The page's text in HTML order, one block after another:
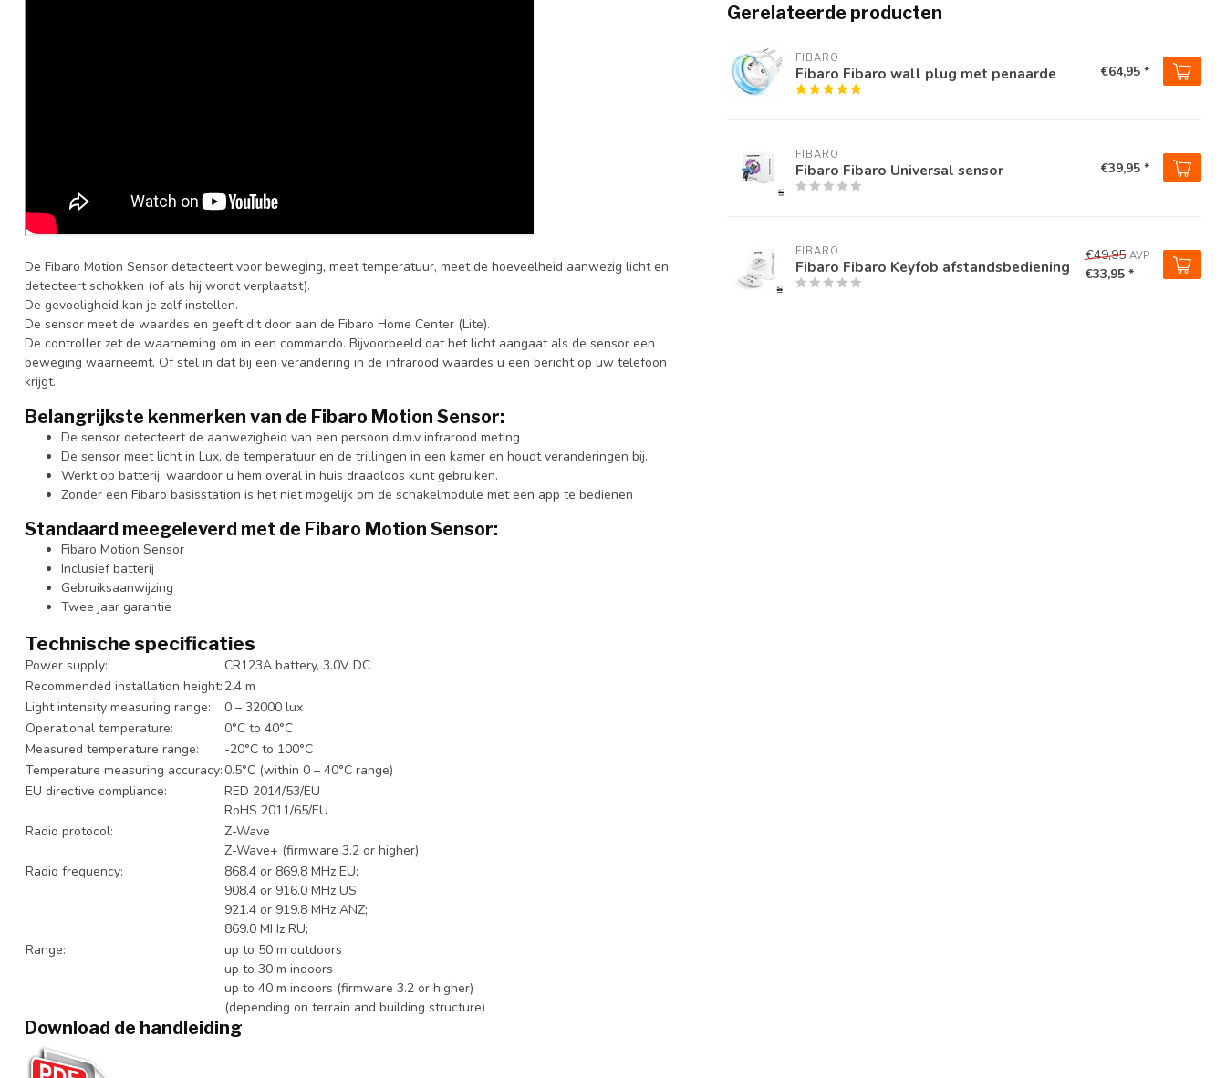
De Fibaro Motion Sensor detecteert voor beweging, meet temperatuur, meet de hoeveelheid aanwezig licht en
detecteert schokken (of als hij wordt verplaatst).
De gevoeligheid kan je zelf instellen.
De sensor meet de waardes en geeft dit door aan de Fibaro Home Center (Lite).
De controller zet de waarneming om in een commando. Bijvoorbeeld dat het licht aangaat als de sensor een
beweging waarneemt. Of stel in dat bij een verandering in de infrarood waardes u een bericht op uw telefoon
krijgt.
Belangrijkste kenmerken van de Fibaro Motion Sensor:
De sensor detecteert de aanwezigheid van een persoon d.m.v infrarood meting
De sensor meet licht in Lux, de temperatuur en de trillingen in een kamer en houdt veranderingen bij.
Werkt op batterij, waardoor u hem overal in huis draadloos kunt gebruiken.
Zonder een Fibaro basisstation is het niet mogelijk om de schakelmodule met een app te bedienen
Standaard meegeleverd met de Fibaro Motion Sensor:
Fibaro Motion Sensor
Inclusief batterij
Gebruiksaanwijzing
Twee jaar garantie
Technische specificaties
Power supply:
CR123A battery, 3.0V DC
Recommended installation height: 2.4 m
Light intensity measuring range:
0 – 32000 lux
Operational temperature:
0°C to 40°C
Measured temperature range:
-20°C to 100°C
Temperature measuring accuracy:0.5°C (within 0 – 40°C range)
EU directive compliance:
RED 2014/53/EU
RoHS 2011/65/EU
Radio protocol:
Z-Wave
Z-Wave+ (firmware 3.2 or higher)
Radio frequency:
868.4 or 869.8 MHz EU;
908.4 or 916.0 MHz US;
921.4 or 919.8 MHz ANZ;
869.0 MHz RU;
Range:
up to 50 m outdoors
up to 30 m indoors
up to 40 m indoors (firmware 3.2 or higher)
(depending on terrain and building structure)
Download de handleiding
Gerelateerde producten
FIBARO
Fibaro Fibaro wall plug met penaarde €64,95 *
FIBARO
Fibaro Fibaro Universal sensor €39,95 *
FIBARO
Fibaro Fibaro Keyfob afstandsbediening
€49,95 AVP
€33,95 *